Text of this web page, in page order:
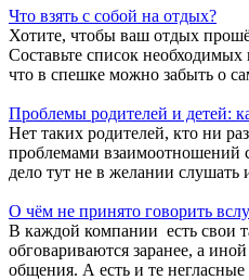
Что взять с собой на отдых?
Хотите, чтобы ваш отдых
Составьте список необходимых
что в спешке можно забыть о
Проблемы родителей и детей:
Нет таких родителей, кто ни
проблемами взаимоотношений
дело тут не в желании слушать
О чём не принято говорить
В каждой компании есть свои
обговариваются заранее, а
общения. А есть и те